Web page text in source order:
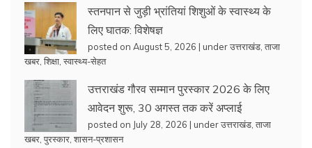
स्तनपान से जुड़ी भ्रांतियां शिशुओं के स्वास्थ्य के
लिए घातक: विशेषज्ञ
posted on August 5, 2026 | underउत्तराखंड, ताजा
खबर, शिक्षा, स्वास्थ्य-सेहत
उत्तराखंड गौरव सम्मान पुरस्कार 2026 के लिए
आवेदन शुरू, 30 अगस्त तक करें अप्लाई
posted on July 28, 2026 | underउत्तराखंड, ताजा
खबर, पुरस्कार, शासन-प्रशासन